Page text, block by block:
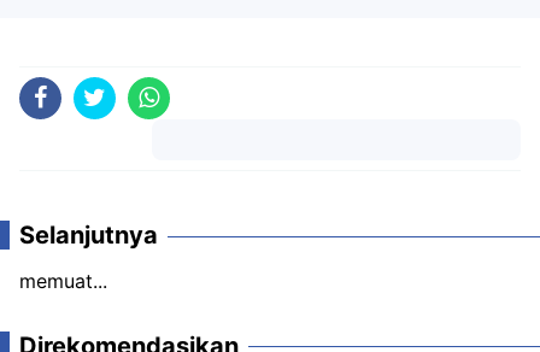
Selanjutnya
memuat...
Direkomendasikan